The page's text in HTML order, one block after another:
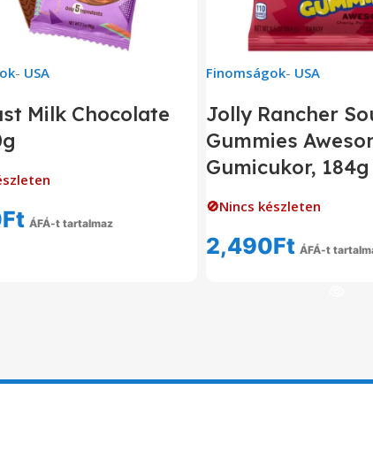
- USA
Milk Chocolate
Ft ÁFÁ-t tartalmaz
Finomságok- USA
Jolly Rancher
Gummies
Gumicukor, 184g
🚫Nincs készleten
2,490Ft ÁFÁ-t